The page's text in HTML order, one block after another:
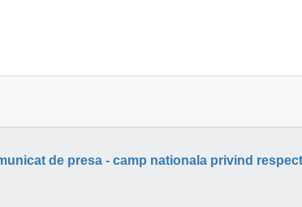
de presa - camp nationala privind